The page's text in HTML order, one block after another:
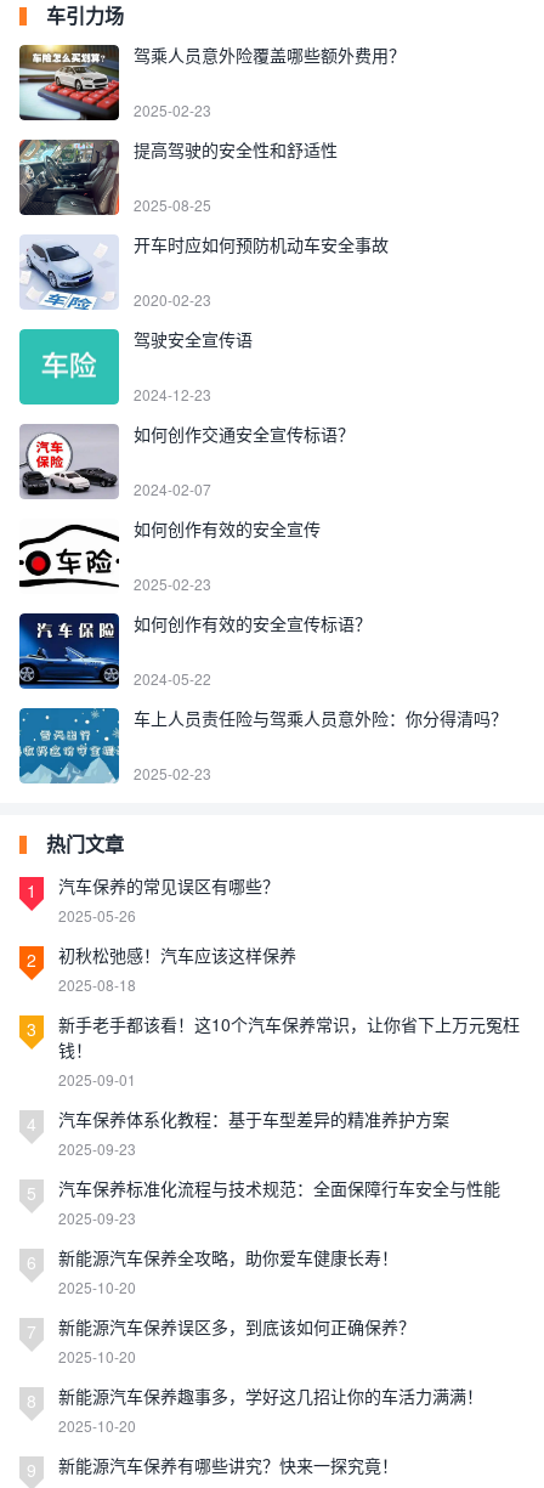
车引力场
驾乘人员意外险覆盖哪些额外费用？
2025-02-23
提高驾驶的安全性和舒适性
2025-08-25
开车时应如何预防机动车安全事故
2020-02-23
驾驶安全宣传语
2024-12-23
如何创作交通安全宣传标语？
2024-02-07
如何创作有效的安全宣传
2025-02-23
如何创作有效的安全宣传标语？
2024-05-22
车上人员责任险与驾乘人员意外险：你分得清吗？
2025-02-23
热门文章
1 汽车保养的常见误区有哪些？
2025-05-26
2 初秋松弛感！汽车应该这样保养
2025-08-18
3
新手老手都该看！这10个汽车保养常识，让你省下上万元冤枉
钱！
2025-09-01
4 汽车保养体系化教程：基于车型差异的精准养护方案
2025-09-23
5 汽车保养标准化流程与技术规范：全面保障行车安全与性能
2025-09-23
6 新能源汽车保养全攻略，助你爱车健康长寿！
2025-10-20
7 新能源汽车保养误区多，到底该如何正确保养？
2025-10-20
8 新能源汽车保养趣事多，学好这几招让你的车活力满满！
2025-10-20
9 新能源汽车保养有哪些讲究？快来一探究竟！